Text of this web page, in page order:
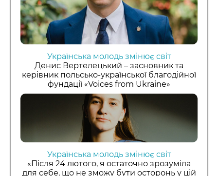
Українська молодь змінює світ
Денис Вертелецький – засновник та
керівник польсько-української благодійної
фундації «Voices from Ukraine»
Українська молодь змінює світ
«Після 24 лютого, я остаточно зрозуміла
для себе, що не зможу бути осторонь у цій